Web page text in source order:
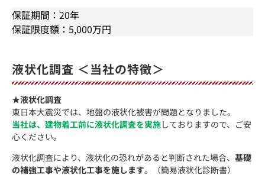
保証期間：20年
保証限度額：5,000万円
液状化調査 ＜当社の特徴＞
★液状化調査
東日本大震災では、地盤の液状化被害が問題となりました。
当社は、建物着工前に液状化調査を実施しておりますので、ご安
心ください。
液状化調査により、液状化の恐れがあると判断された場合、 基礎
の補強工事や液状化工事を施します。（簡易液状化診断書）